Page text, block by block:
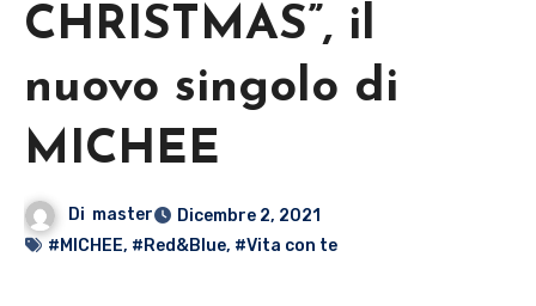
CHRISTMAS”, il
nuovo singolo di
MICHEE
Di master
Dicembre 2, 2021
#MICHEE, #Red&Blue, #Vita con te